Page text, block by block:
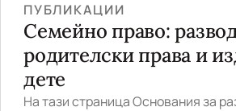
ПУБЛИКАЦИИ
Семейно право:
родителски права и
дете
На тази страница Основания за